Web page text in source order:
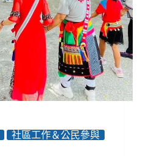
社區工作＆公民參與